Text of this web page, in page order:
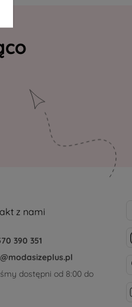
z nami
390 351
dostępni od 8:00 do